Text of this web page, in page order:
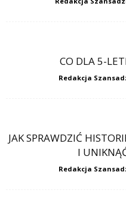
CO DLA 5-
Redakcja
JAK SPRAWDZIĆ
I
Redakcja